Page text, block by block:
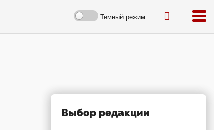
Темный режим
Выбор редакции